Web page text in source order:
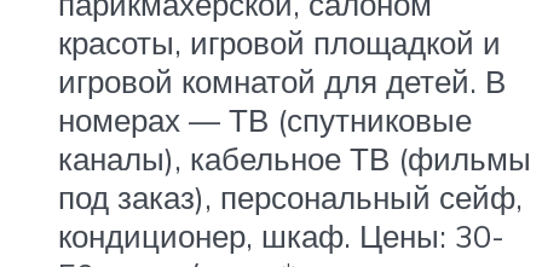
красоты, игровой площадкой и
игровой комнатой для детей. В
номерах — ТВ (спутниковые
каналы), кабельное ТВ (фильмы
под заказ), персональный сейф,
кондиционер, шкаф. Цены: 30-